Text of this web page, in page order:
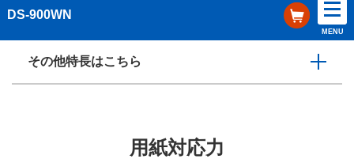
DS-900WN
MENU
その他特長はこちら
用紙対応力